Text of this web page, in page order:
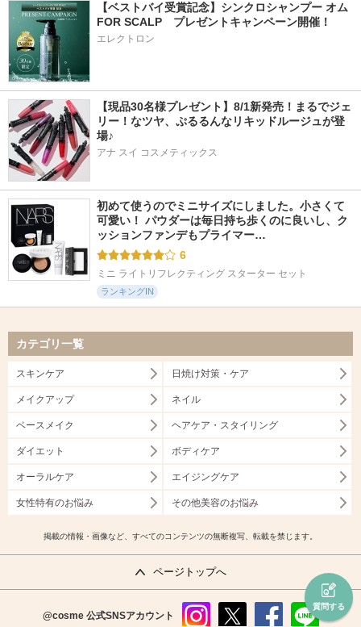
質問する
【ベストバイ受賞記念】シンクロシャンプー オム
FOR SCALP　プレゼントキャンペーン開催！
エレクトロン
【現品30名様プレゼント】8/1新発売！まるでジェ
リー！なツヤ、ぷるるんなリキッドルージュが登
場♪
アナ スイ コスメティックス
初めて使うのでミニサイズにしました。小さくて
可愛い！ パウダーは毎日持ち歩くのに良いし、ク
ッションファンデもプライマー…
6
ミニ ライトリフレクティング スターター セット
ランキングIN
カテゴリ一覧
スキンケア 日焼け対策・ケア
メイクアップ ネイル
ベースメイク ヘアケア・スタイリング
ダイエット ボディケア
オーラルケア エイジングケア
女性特有のお悩み その他美容のお悩み
掲載の情報・画像など、すべてのコンテンツの無断複写、転載を禁じます。
ページトップへ
@cosme 公式SNSアカウント